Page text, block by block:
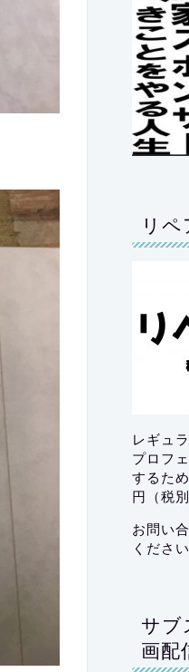
リ
レギュ
プロフ
するた
円（税
お問い
ください
サブ
画配